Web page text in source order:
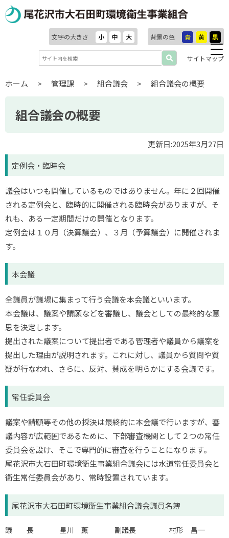
文字の大きさ 小 中 大 背景の色 青 黄 黒
サイトマップ
ホーム > 管理課 > 組合議会 > 組合議会の概要
組合議会の概要
更新日:2025年3月27日
定例会・臨時会
議会はいつも開催しているものではありません。年に２回開催
される定例会と、臨時的に開催される臨時会がありますが、そ
れも、ある一定期間だけの開催となります。
定例会は１０月（決算議会）、３月（予算議会）に開催されま
す。
本会議
全議員が議場に集まって行う会議を本会議といいます。
本会議は、議案や請願などを審議し、議会としての最終的な意
思を決定します。
提出された議案について提出者である管理者や議員から議案を
提出した理由が説明されます。これに対し、議員から質問や質
疑が行なわれ、さらに、反対、賛成を明らかにする会議です。
常任委員会
議案や請願等その他の採決は最終的に本会議で行いますが、審
議内容が広範囲であるために、下部審査機関として２つの常任
委員会を設け、そこで専門的に審査を行うことになります。
尾花沢市大石田町環境衛生事業組合議会には水道常任委員会と
衛生常任委員会があり、常時設置されています。
尾花沢市大石田町環境衛生事業組合議会議員名簿
議 長 星川 薫 副議長
村形 昌一